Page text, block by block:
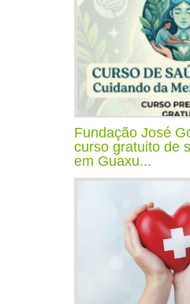
Fundação José
curso gratuito de
em Guaxu...